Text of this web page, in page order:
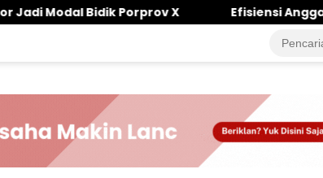
X Efisiensi Anggaran Tak Halangi